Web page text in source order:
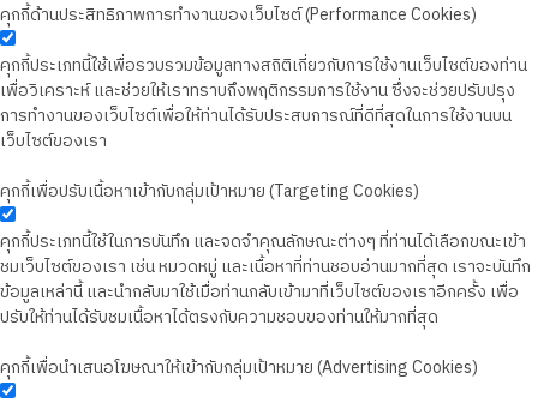
คุกกี้ด้านประสิทธิภาพการทำงานของเว็บไซต์ (Performance Cookies)
คุกกี้ประเภทนี้ใช้เพื่อรวบรวมข้อมูลทางสถิติเกี่ยวกับการใช้งานเว็บไซต์ของท่าน
เพื่อวิเคราะห์ และช่วยให้เราทราบถึงพฤติกรรมการใช้งาน ซึ่งจะช่วยปรับปรุง
การทำงานของเว็บไซต์เพื่อให้ท่านได้รับประสบการณ์ที่ดีที่สุดในการใช้งานบน
เว็บไซต์ของเรา
คุกกี้เพื่อปรับเนื้อหาเข้ากับกลุ่มเป้าหมาย (Targeting Cookies)
คุกกี้ประเภทนี้ใช้ในการบันทึก และจดจำคุณลักษณะต่างๆ ที่ท่านได้เลือกขณะเข้า
ชมเว็บไซต์ของเรา เช่น หมวดหมู่ และเนื้อหาที่ท่านชอบอ่านมากที่สุด เราจะบันทึก
ข้อมูลเหล่านี้ และนำกลับมาใช้เมื่อท่านกลับเข้ามาที่เว็บไซต์ของเราอีกครั้ง เพื่อ
ปรับให้ท่านได้รับชมเนื้อหาได้ตรงกับความชอบของท่านให้มากที่สุด
คุกกี้เพื่อนำเสนอโฆษณาให้เข้ากับกลุ่มเป้าหมาย (Advertising Cookies)